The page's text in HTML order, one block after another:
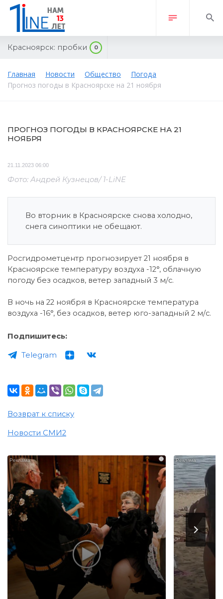
Красноярск: пробки 0
Главная Новости Общество
Погода
Прогноз погоды в Красноярске на 21 ноября
ПРОГНОЗ ПОГОДЫ В КРАСНОЯРСКЕ НА 21
НОЯБРЯ
21.11.2023 06:00
Фото: Андрей Кузнецов/ 1-LiNE
Во вторник в Красноярске снова холодно,
снега синоптики не обещают.
Росгидрометцентр прогнозирует 21 ноября в
Красноярске температуру воздуха -12°, облачную
погоду без осадков, ветер западный 3 м/с.
В ночь на 22 ноября в Красноярске температура
воздуха -16°, без осадков, ветер юго-западный 2 м/с.
Подпишитесь:
Telegram
Возврат к списку
Новости СМИ2
i